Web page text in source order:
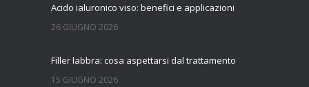
Acido ialuronico viso: benefici e applicazioni
26 GIUGNO 2026
Filler labbra: cosa aspettarsi dal trattamento
15 GIUGNO 2026